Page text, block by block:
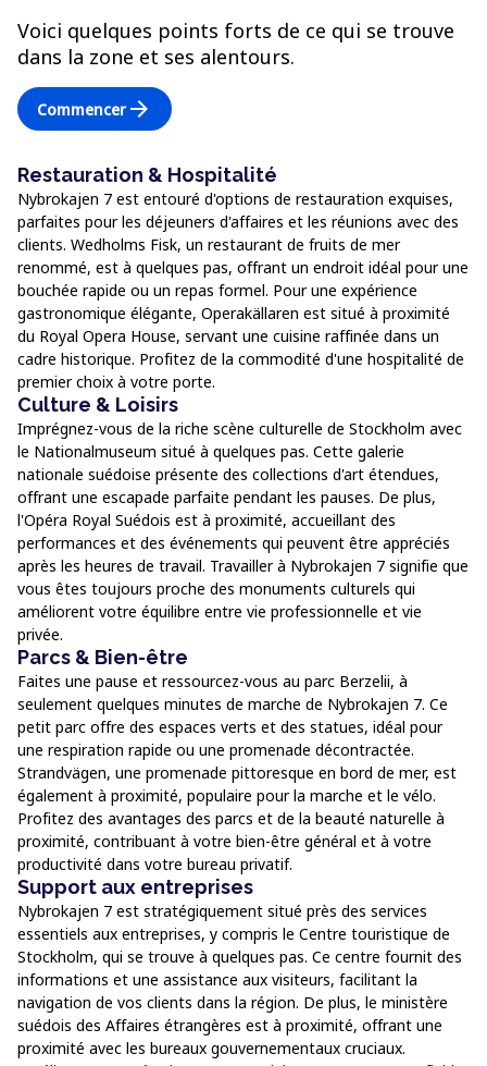
Voici quelques points forts de ce qui se trouve
dans la zone et ses alentours.
Commencerarrow_forward
Restauration & Hospitalité
Nybrokajen 7 est entouré d'options de restauration exquises,
parfaites pour les déjeuners d'affaires et les réunions avec des
clients. Wedholms Fisk, un restaurant de fruits de mer
renommé, est à quelques pas, offrant un endroit idéal pour une
bouchée rapide ou un repas formel. Pour une expérience
gastronomique élégante, Operakällaren est situé à proximité
du Royal Opera House, servant une cuisine raffinée dans un
cadre historique. Profitez de la commodité d'une hospitalité de
premier choix à votre porte.
Culture & Loisirs
Imprégnez-vous de la riche scène culturelle de Stockholm avec
le Nationalmuseum situé à quelques pas. Cette galerie
nationale suédoise présente des collections d'art étendues,
offrant une escapade parfaite pendant les pauses. De plus,
l'Opéra Royal Suédois est à proximité, accueillant des
performances et des événements qui peuvent être appréciés
après les heures de travail. Travailler à Nybrokajen 7 signifie que
vous êtes toujours proche des monuments culturels qui
améliorent votre équilibre entre vie professionnelle et vie
privée.
Parcs & Bien-être
Faites une pause et ressourcez-vous au parc Berzelii, à
seulement quelques minutes de marche de Nybrokajen 7. Ce
petit parc offre des espaces verts et des statues, idéal pour
une respiration rapide ou une promenade décontractée.
Strandvägen, une promenade pittoresque en bord de mer, est
également à proximité, populaire pour la marche et le vélo.
Profitez des avantages des parcs et de la beauté naturelle à
proximité, contribuant à votre bien-être général et à votre
productivité dans votre bureau privatif.
Support aux entreprises
Nybrokajen 7 est stratégiquement situé près des services
essentiels aux entreprises, y compris le Centre touristique de
Stockholm, qui se trouve à quelques pas. Ce centre fournit des
informations et une assistance aux visiteurs, facilitant la
navigation de vos clients dans la région. De plus, le ministère
suédois des Affaires étrangères est à proximité, offrant une
proximité avec les bureaux gouvernementaux cruciaux.